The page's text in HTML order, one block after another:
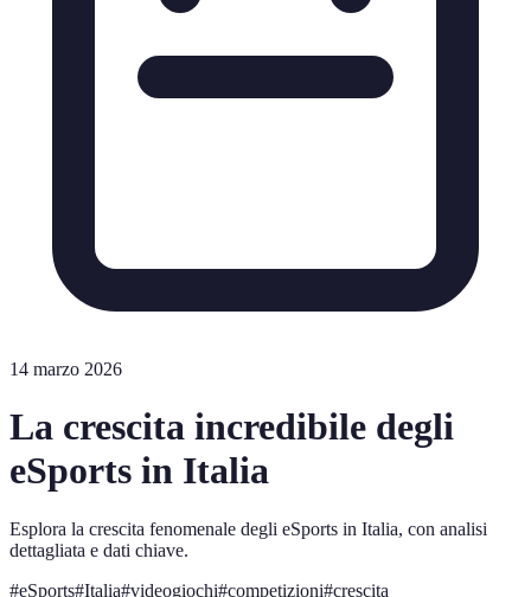
14 marzo 2026
La crescita incredibile degli
eSports in Italia
Esplora la crescita fenomenale degli eSports in Italia, con analisi
dettagliata e dati chiave.
#eSports#Italia#videogiochi#competizioni#crescita